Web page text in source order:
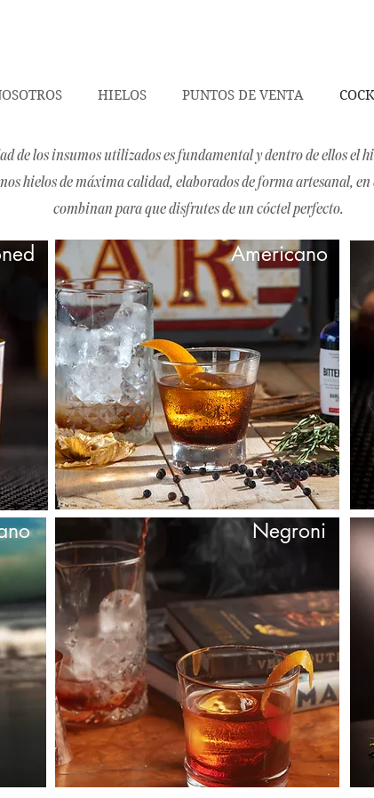
HIELOS PUNTOS DE VENTA
de los insumos utilizados es fundamental y dentro de ellos el
hielos de máxima calidad, elaborados de forma artesanal,
combinan para que disfrutes de uncóctelperfecto.​
Americano
Negroni